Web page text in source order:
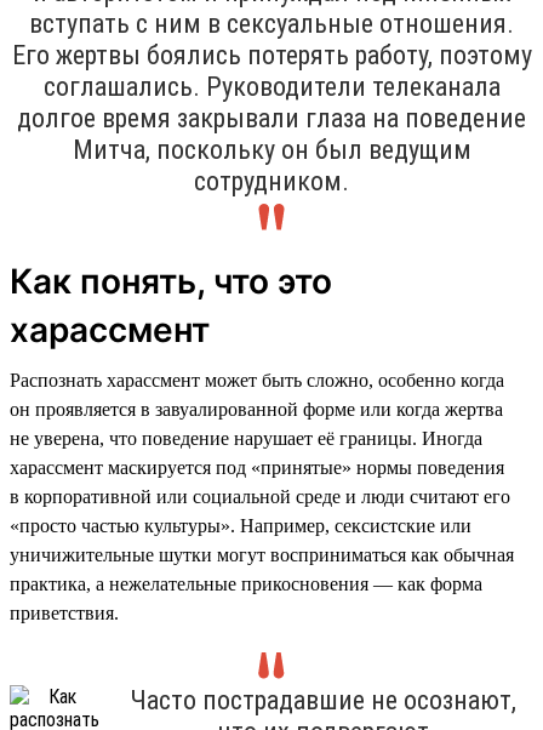
вступать с ним в сексуальные отношения.
Его жертвы боялись потерять работу, поэтому
соглашались. Руководители телеканала
долгое время закрывали глаза на поведение
Митча, поскольку он был ведущим
сотрудником.
Как понять, что это
харассмент
Распознать харассмент может быть сложно, особенно когда
он проявляется в завуалированной форме или когда жертва
не уверена, что поведение нарушает её границы. Иногда
харассмент маскируется под «принятые» нормы поведения
в корпоративной или социальной среде и люди считают его
«просто частью культуры». Например, сексистские или
уничижительные шутки могут восприниматься как обычная
практика, а нежелательные прикосновения — как форма
приветствия.
Часто пострадавшие не осознают,